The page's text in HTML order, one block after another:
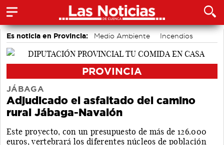
Es noticia en Provincia: Medio Ambiente Incendios
PROVINCIA
JÁBAGA
Adjudicado el asfaltado del camino
rural Jábaga-Navalón
Este proyecto, con un presupuesto de más de 126.000
euros, vertebrará los diferentes núcleos de población